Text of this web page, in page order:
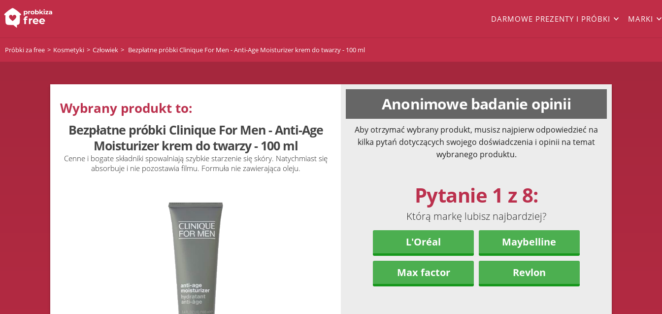
DARMOWE PREZENTY I PRÓBKI MARKI
Próbki za free Kosmetyki Człowiek Bezpłatne próbki Clinique For Men - Anti-Age Moisturizer krem do twarzy - 100 ml
Wybrany produkt to:
Bezpłatne próbki Clinique For Men - Anti-Age
Moisturizer krem do twarzy - 100 ml
Cenne i bogate składniki spowalniają szybkie starzenie się skóry. Natychmiast się
absorbuje i nie pozostawia filmu. Formuła nie zawierająca oleju.
Anonimowe badanie opinii
Aby otrzymać wybrany produkt, musisz najpierw odpowiedzieć na
kilka pytań dotyczących swojego doświadczenia i opinii na temat
wybranego produktu.
Pytanie 1 z 8:
Którą markę lubisz najbardziej?
L'Oréal
Maybelline
Max factor Revlon